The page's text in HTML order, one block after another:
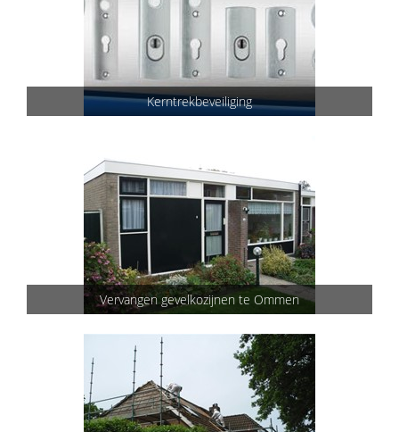
Kerntrekbeveiliging
Vervangen gevelkozijnen te Ommen